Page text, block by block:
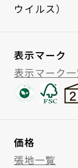
ウイルス）
表示マーク
表示マーク
価格
張地一覧